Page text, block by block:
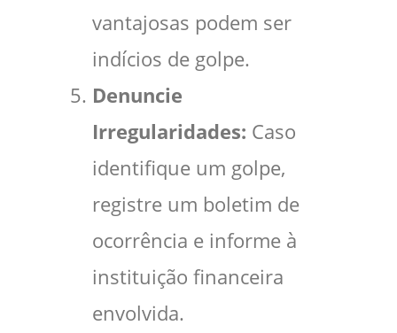
vantajosas podem ser
indícios de golpe.
Denuncie
Irregularidades: Caso
identifique um golpe,
registre um boletim de
ocorrência e informe à
instituição financeira
envolvida.